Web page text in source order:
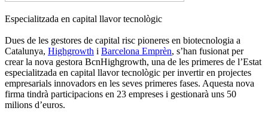
Especialitzada en capital llavor tecnològic
Dues de les gestores de capital risc pioneres en biotecnologia a
Catalunya, Highgrowth i Barcelona Emprèn, s’han fusionat per
crear la nova gestora BcnHighgrowth, una de les primeres de l’Estat
especialitzada en capital llavor tecnològic per invertir en projectes
empresarials innovadors en les seves primeres fases. Aquesta nova
firma tindrà participacions en 23 empreses i gestionarà uns 50
milions d’euros.